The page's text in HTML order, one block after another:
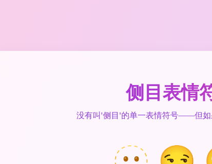
侧目表情
没有叫'侧目'的单一表情符号——但如